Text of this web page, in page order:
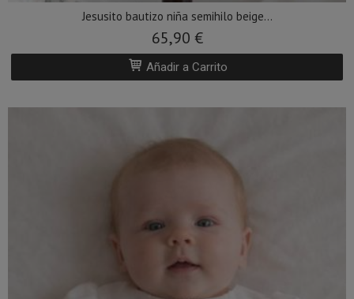
Jesusito bautizo niña semihilo beige...
65,90 €
Añadir a Carrito